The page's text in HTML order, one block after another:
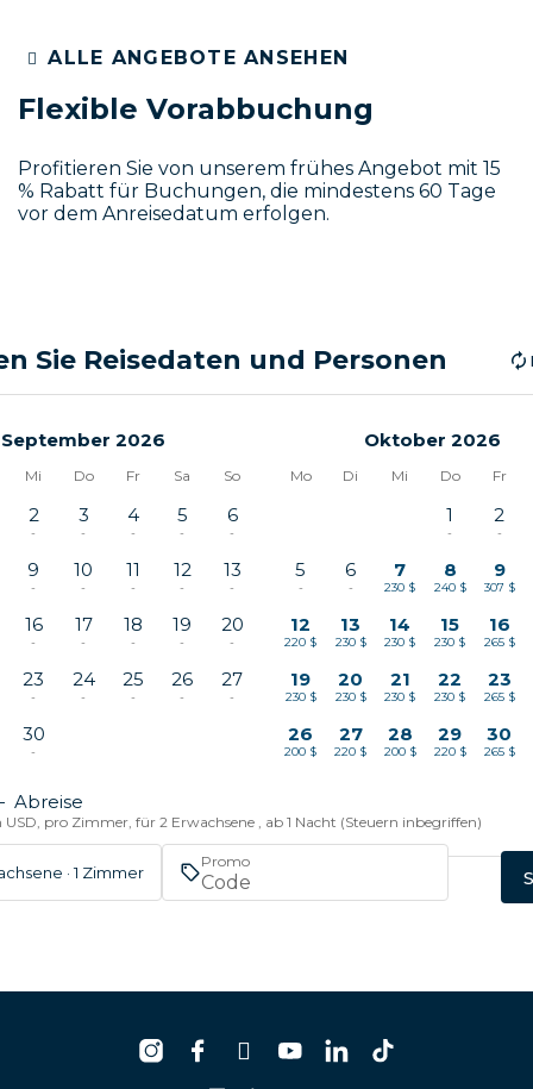
ALLE ANGEBOTE ANSEHEN
Flexible Vorabbuchung
Profitieren Sie von unserem frühes Angebot mit 15
% Rabatt für Buchungen, die mindestens 60 Tage
vor dem Anreisedatum erfolgen.
Sie Reisedaten und Personen
September 2026
Mi Do Fr Sa So
2
-
3
-
4
-
5
-
6
-
9
-
10
-
11
-
12
-
13
-
16
-
17
-
18
-
19
-
20
-
23
-
24
-
25
-
26
-
27
-
30
-
Oktober 2026
Mo Di Mi Do Fr
1
-
2
-
5
-
6
-
7
230 $
8
240 $
9
307 $
12
220 $
13
230 $
14
230 $
15
230 $
16
265 $
19
230 $
20
230 $
21
230 $
22
230 $
23
265 $
26
200 $
27
220 $
28
200 $
29
220 $
30
265 $
Abreise
USD, pro Zimmer, für 2 Erwachsene , ab 1 Nacht (Steuern inbegriffen)
· 1 Zimmer
Promo